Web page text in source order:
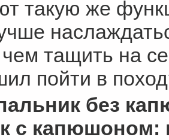
такую же
тащить на
пойти в
без
с капюшоном: